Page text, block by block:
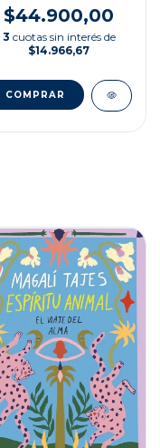
$44.900,00
3 cuotas sin interés de
$14.966,67